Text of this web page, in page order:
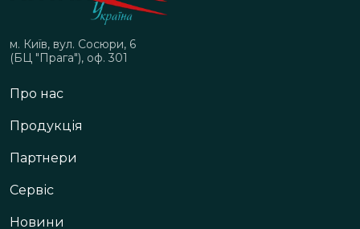
м. Київ, вул. Сосюри, 6
(БЦ "Прага"), оф. 301
Про нас
Продукція
Партнери
Сервіс
Новини